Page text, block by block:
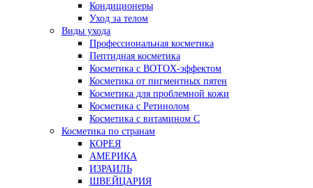
Кондиционеры
Уход за телом
Виды ухода
Профессиональная косметика
Пептидная косметика
Косметика с BOTOX-эффектом
Косметика от пигментных пятен
Косметика для проблемной кожи
Косметика с Ретинолом
Косметика с витамином С
Косметика по странам
КОРЕЯ
АМЕРИКА
ИЗРАИЛЬ
ШВЕЙЦАРИЯ